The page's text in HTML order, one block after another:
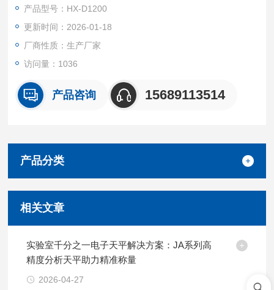
产品型号：HX-D1200
更新时间：2026-01-18
厂商性质：生产厂家
访问量：1036
产品咨询 15689113514
产品分类
相关文章
实验室千分之一电子天平解决方案：JA系列高
精度分析天平助力精准称量
2026-04-27